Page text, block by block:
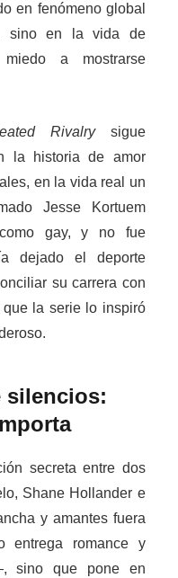
en fenómeno global
sino en la vida de
a mostrarse
Rivalrysigue
la historia de amor
en la vida real un
Jesse Kortuem
gay, y no fue
dejado el deporte
su carrera con
la serie lo inspiró
silencios:
secreta entre dos
Shane Hollander e
y amantes fuera
entrega romance y
sino que pone en